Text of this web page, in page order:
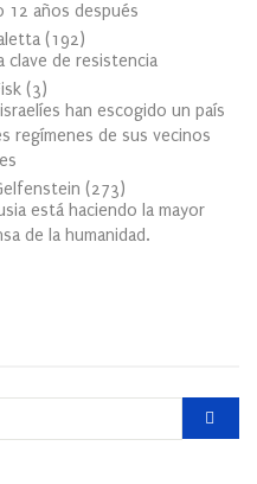
12 años después
(192)
clave de resistencia
(3)
han escogido un país
regímenes de sus vecinos
(273)
está haciendo la mayor
de la humanidad.